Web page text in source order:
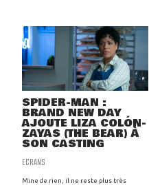
SPIDER-MAN :
BRAND NEW DAY
AJOUTE LIZA COLÓN-
ZAYAS (THE BEAR) À
SON CASTING
ECRANS
Mine de rien, il ne reste plus très